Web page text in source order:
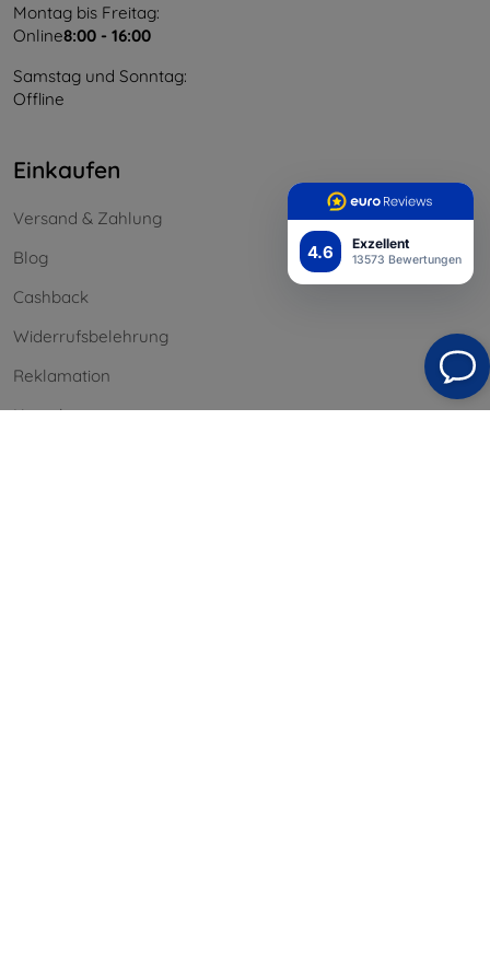
4.6 Exzellent
13573 Bewertungen
Montag bis Freitag:
Online8:00 - 16:00
Samstag und Sonntag:
Offline
Einkaufen
Versand & Zahlung
Blog
Cashback
Widerrufsbelehrung
Reklamation
Kontakt